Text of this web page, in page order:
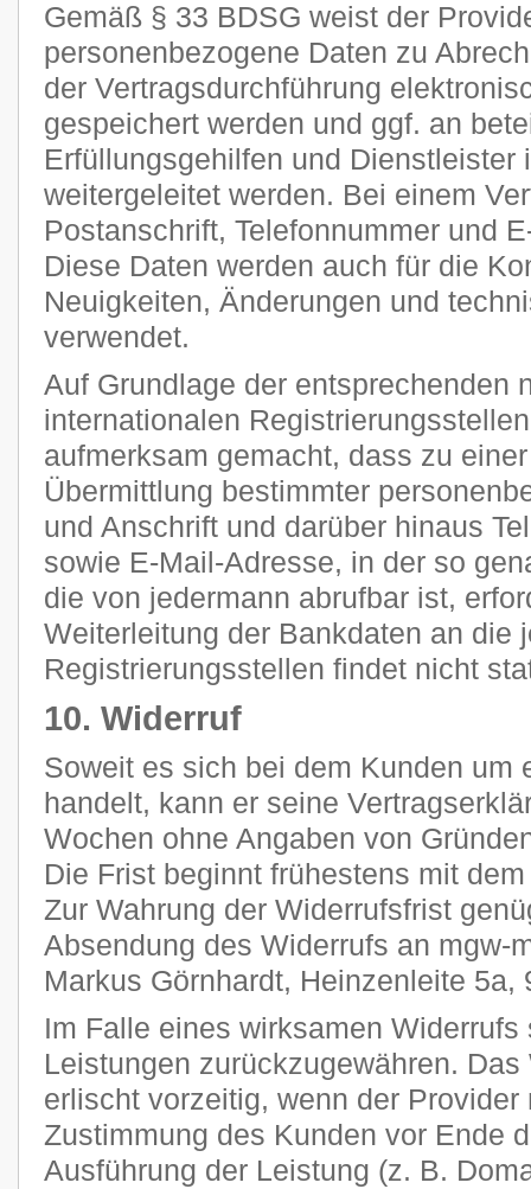
Gemäß § 33 BDSG weist der
personenbezogene Daten zu
der Vertragsdurchführung
gespeichert werden und ggf. an
Erfüllungsgehilfen und Dienstleister
weitergeleitet werden. Bei einem
Postanschrift, Telefonnummer und
Diese Daten werden auch für die
Neuigkeiten, Änderungen und
verwendet.
Auf Grundlage der entsprechenden
internationalen
aufmerksam gemacht, dass zu
Übermittlung bestimmter
und Anschrift und darüber hinaus
sowie E-Mail-Adresse, in der so
die von jedermann abrufbar ist,
Weiterleitung der Bankdaten an die
Registrierungsstellen findet nicht
10. Widerruf
Soweit es sich bei dem Kunden um
handelt, kann er seine
Wochen ohne Angaben von
Die Frist beginnt frühestens mit
Zur Wahrung der Widerrufsfrist
Absendung des Widerrufs an mgw-
Markus Görnhardt, Heinzenleite 5a,
Im Falle eines wirksamen
Leistungen zurückzugewähren.
erlischt vorzeitig, wenn der
Zustimmung des Kunden vor Ende
Ausführung der Leistung (z. B.